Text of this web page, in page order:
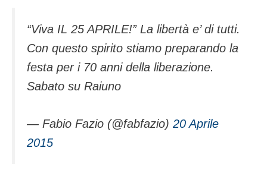
“Viva IL 25 APRILE!” La libertà e’ di tutti.
Con questo spirito stiamo preparando la
festa per i 70 anni della liberazione.
Sabato su Raiuno
— Fabio Fazio (@fabfazio) 20 Aprile
2015